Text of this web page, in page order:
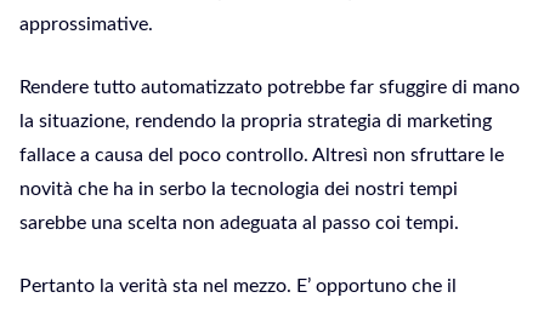
approssimative.
Rendere tutto automatizzato potrebbe far sfuggire di mano
la situazione, rendendo la propria strategia di marketing
fallace a causa del poco controllo. Altresì non sfruttare le
novità che ha in serbo la tecnologia dei nostri tempi
sarebbe una scelta non adeguata al passo coi tempi.
Pertanto la verità sta nel mezzo. E’ opportuno che il